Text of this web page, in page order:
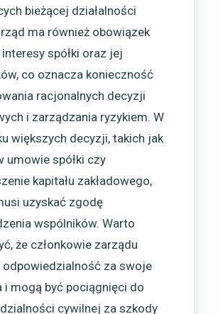
bieżącej działalności
ma również obowiązek
spółki oraz jej
co oznacza konieczność
racjonalnych decyzji
i zarządzania ryzykiem. W
większych decyzji, takich jak
umowie spółki czy
kapitału zakładowego,
uzyskać zgodę
wspólników. Warto
że członkowie zarządu
odpowiedzialność za swoje
i mogą być pociągnięci do
cywilnej za szkody